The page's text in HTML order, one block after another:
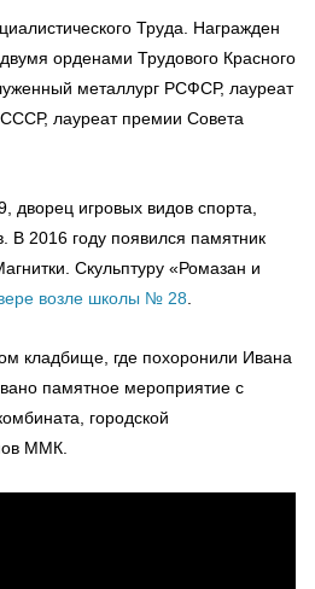
Труда. Награжден
орденами Трудового Красного
металлург РСФСР, лауреат
лауреат премии Совета
игровых видов спорта,
В 2016 году появился памятник
Скульптуру «Ромазан и
возле школы № 28
кладбище, где похоронили Ивана
памятное мероприятие с
городской
ММК.